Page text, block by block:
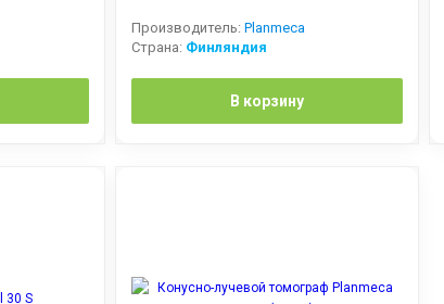
Производитель:Planmeca
Страна: Финляндия
В корзину